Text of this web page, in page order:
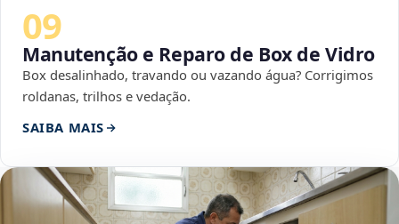
09
Manutenção e Reparo de Box de Vidro
Box desalinhado, travando ou vazando água? Corrigimos
roldanas, trilhos e vedação.
SAIBA MAIS